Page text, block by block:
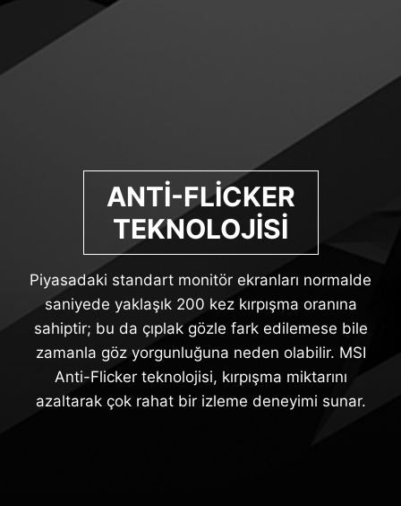
ANTI-FLICKER
TEKNOLOJISI
Piyasadaki standart monitör ekranları normalde
saniyede yaklaşık 200 kez kırpışma oranına
sahiptir; bu da çıplak gözle fark edilemese bile
zamanla göz yorgunluğuna neden olabilir. MSI
Anti-Flicker teknolojisi, kırpışma miktarını
azaltarak çok rahat bir izleme deneyimi sunar.